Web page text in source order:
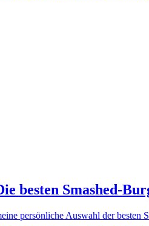
besten Smashed-
persönliche Auswahl der besten